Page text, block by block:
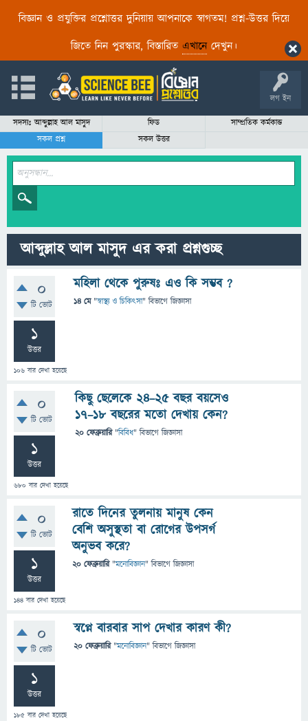
বিজ্ঞান ও প্রযুক্তির প্রশ্নোত্তর দুনিয়ায় আপনাকে স্বাগতম! প্রশ্ন-উত্তর দিয়ে
জিতে নিন পুরস্কার, বিস্তারিত এখানেদেখুন।
লগ ইন
সদস্যঃ আব্দুল্লাহ আল মাসুদ ফিড
সাম্প্রতিক কর্মকান্ড
সকল প্রশ্ন
সকল উত্তর
আব্দুল্লাহ আল মাসুদ এর করা প্রশ্নগুচ্ছ
0
টি ভোট
1
উত্তর
106 বার দেখা হয়েছে
মহিলা থেকে পুরুষঃ এও কি সম্ভব ?
14 মে "স্বাস্থ্য ও চিকিৎসা" বিভাগে জিজ্ঞাসা
0
টি ভোট
1
উত্তর
680 বার দেখা হয়েছে
কিছু ছেলেকে ২৪–২৫ বছর বয়সেও
১৭–১৮ বছরের মতো দেখায় কেন?
20 ফেব্রুয়ারি "বিবিধ" বিভাগে জিজ্ঞাসা
0
টি ভোট
1
উত্তর
144 বার দেখা হয়েছে
রাতে দিনের তুলনায় মানুষ কেন
বেশি অসুস্থতা বা রোগের উপসর্গ
অনুভব করে?
20 ফেব্রুয়ারি "মনোবিজ্ঞান" বিভাগে জিজ্ঞাসা
0
টি ভোট
1
উত্তর
185 বার দেখা হয়েছে
স্বপ্নে বারবার সাপ দেখার কারণ কী?
20 ফেব্রুয়ারি "মনোবিজ্ঞান" বিভাগে জিজ্ঞাসা